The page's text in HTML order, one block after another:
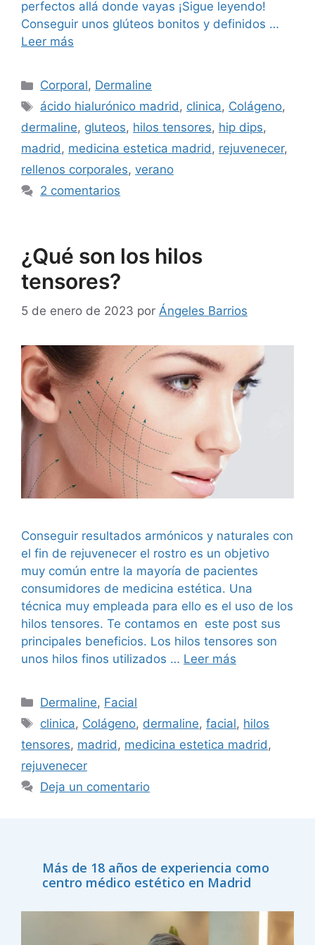
perfectos allá donde vayas ¡Sigue leyendo!
Conseguir unos glúteos bonitos y definidos …
Leer más
Corporal, Dermaline
ácido hialurónico madrid, clinica, Colágeno,
dermaline, gluteos, hilos tensores, hip dips,
madrid, medicina estetica madrid, rejuvenecer,
rellenos corporales, verano
2 comentarios
¿Qué son los hilos
tensores?
5 de enero de 2023 por Ángeles Barrios
Conseguir resultados armónicos y naturales con
el fin de rejuvenecer el rostro es un objetivo
muy común entre la mayoría de pacientes
consumidores de medicina estética. Una
técnica muy empleada para ello es el uso de los
hilos tensores. Te contamos en este post sus
principales beneficios. Los hilos tensores son
unos hilos finos utilizados … Leer más
Dermaline, Facial
clinica, Colágeno, dermaline,facial, hilos
tensores, madrid, medicina estetica madrid,
rejuvenecer
Deja un comentario
Más de 18 años de experiencia como
centro médico estético en Madrid